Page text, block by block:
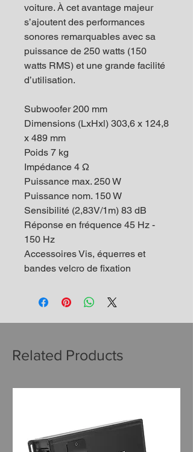
voiture. À cet avantage majeur
s’ajoutent des performances
sonores remarquables avec sa
puissance de 250 watts (150
watts RMS) et une grande facilité
d’utilisation.
Subwoofer 200 mm
Dimensions (LxHxl) 303,6 x 124,8
x 489 mm
Poids 7 kg
Impédance 4 Ω
Puissance max. 250 W
Puissance nom. 150 W
Sensibilité (2,83V/1m) 83 dB
Réponse en fréquence 45 Hz -
150 Hz
Accessoires Vis, équerres et
bandes velcro de fixation
Related Products